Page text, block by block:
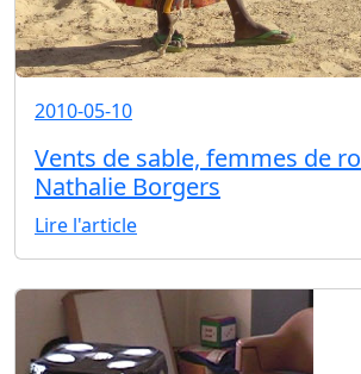
2010-05-10
Vents de sable, femmes de
Nathalie Borgers
Lire l'article